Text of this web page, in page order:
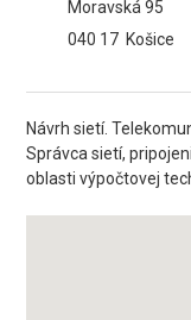
Moravská 95
040 17 Košice
Návrh sietí.
Správca sietí,
oblasti výpočtovej